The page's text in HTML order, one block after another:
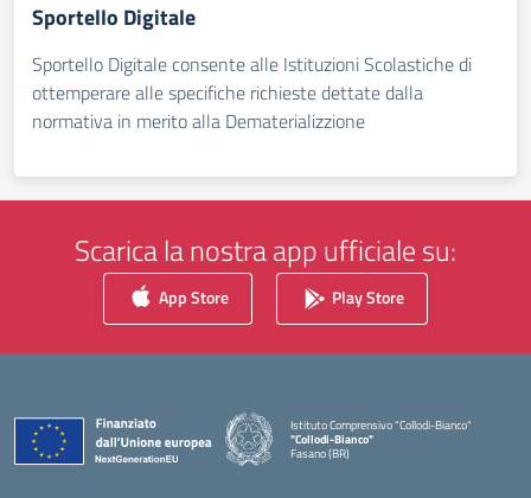
Sportello Digitale
Sportello Digitale consente alle Istituzioni Scolastiche di
ottemperare alle specifiche richieste dettate dalla
normativa in merito alla Dematerializzione
Scarica la nostra app ufficiale su:
App Store Play Store
Istituto Comprensivo "Collodi-Bianco"
"Collodi-Bianco"
Fasano (BR)